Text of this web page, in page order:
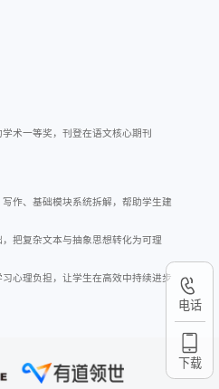
术一等奖，刊登在语文核心期刊
作、基础模块系统拆解，帮助学生建
把复杂文本与抽象思想转化为可理
心理负担，让学生在高效中持续进步
电话
下载